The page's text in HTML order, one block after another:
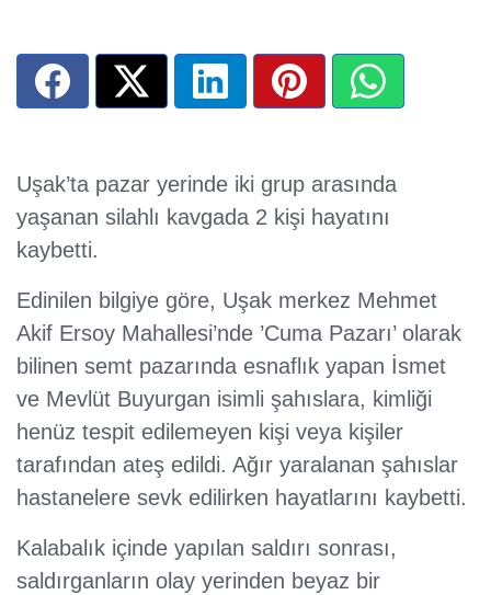
Uşak’ta pazar yerinde iki grup arasında
yaşanan silahlı kavgada 2 kişi hayatını
kaybetti.
Edinilen bilgiye göre, Uşak merkez Mehmet
Akif Ersoy Mahallesi’nde ’Cuma Pazarı’ olarak
bilinen semt pazarında esnaflık yapan İsmet
ve Mevlüt Buyurgan isimli şahıslara, kimliği
henüz tespit edilemeyen kişi veya kişiler
tarafından ateş edildi. Ağır yaralanan şahıslar
hastanelere sevk edilirken hayatlarını kaybetti.
Kalabalık içinde yapılan saldırı sonrası,
saldırganların olay yerinden beyaz bir